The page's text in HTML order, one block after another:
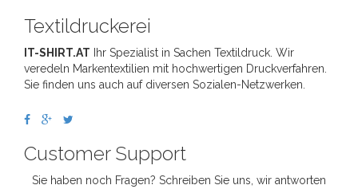
Textildruckerei
IT-SHIRT.AT Ihr Spezialist in Sachen Textildruck. Wir
veredeln Markentextilien mit hochwertigen Druckverfahren.
Sie finden uns auch auf diversen Sozialen-Netzwerken.
Customer Support
Sie haben noch Fragen? Schreiben Sie uns, wir antworten